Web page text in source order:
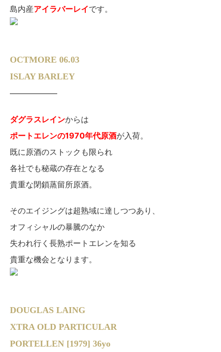
島内産アイラバーレイです。
OCTMORE 06.03
ISLAY BARLEY
——————
ダグラスレインからは
ポートエレンの1970年代原酒が入荷。
既に原酒のストックも限られ
各社でも秘蔵の存在となる
貴重な閉鎖蒸留所原酒。
そのエイジングは超熟域に達しつつあり、
オフィシャルの暴騰のなか
失われ行く長熟ポートエレンを知る
貴重な機会となります。
DOUGLAS LAING
XTRA OLD PARTICULAR
PORTELLEN [1979] 36yo